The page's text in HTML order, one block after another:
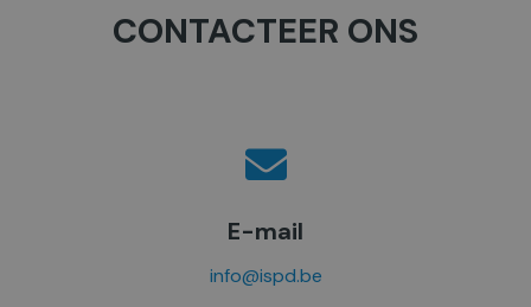
CONTACTEER ONS
E-mail
info@ispd.be